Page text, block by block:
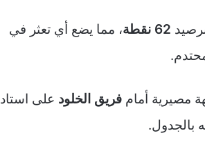
62 نقطة
، مما يضع أي تعثر في
مصيرية أمام فريق الخلود على استاد
بالجدول.